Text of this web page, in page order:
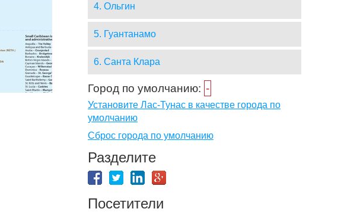
4. Ольгин
5. Гуантанамо
6. Санта Клара
Город по умолчанию: -
Установите Лас-Тунас в качестве города по
умолчанию
Сброс города по умолчанию
Разделите
Посетители